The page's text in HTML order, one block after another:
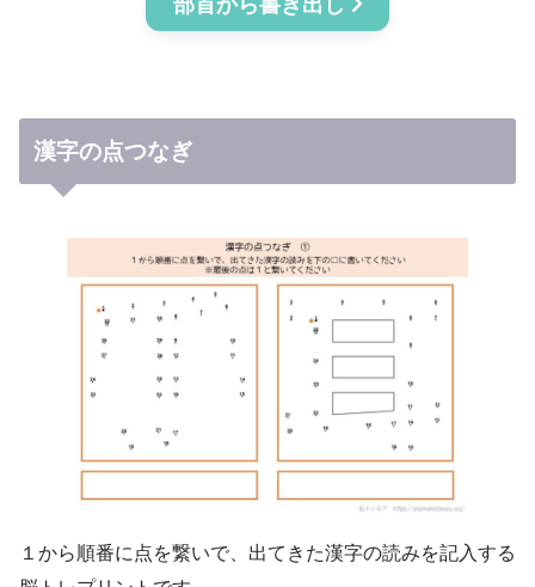
部首から書き出し
漢字の点つなぎ
１から順番に点を繋いで、出てきた漢字の読みを記入する